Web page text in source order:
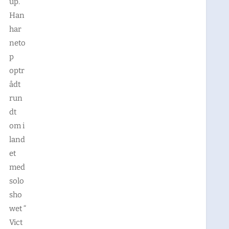
Han
har
neto
p
optr
ådt
run
dt
om i
land
et
med
solo
sho
wet “
Vict